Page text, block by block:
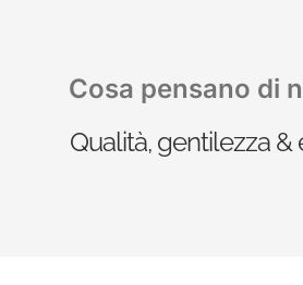
Cosa pensano di
Qualità, gentilezza &